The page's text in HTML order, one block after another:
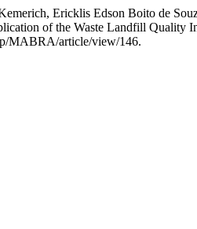
Ericklis Edson Boito de
of the Waste Landfill Quality
MABRA/article/view/146.